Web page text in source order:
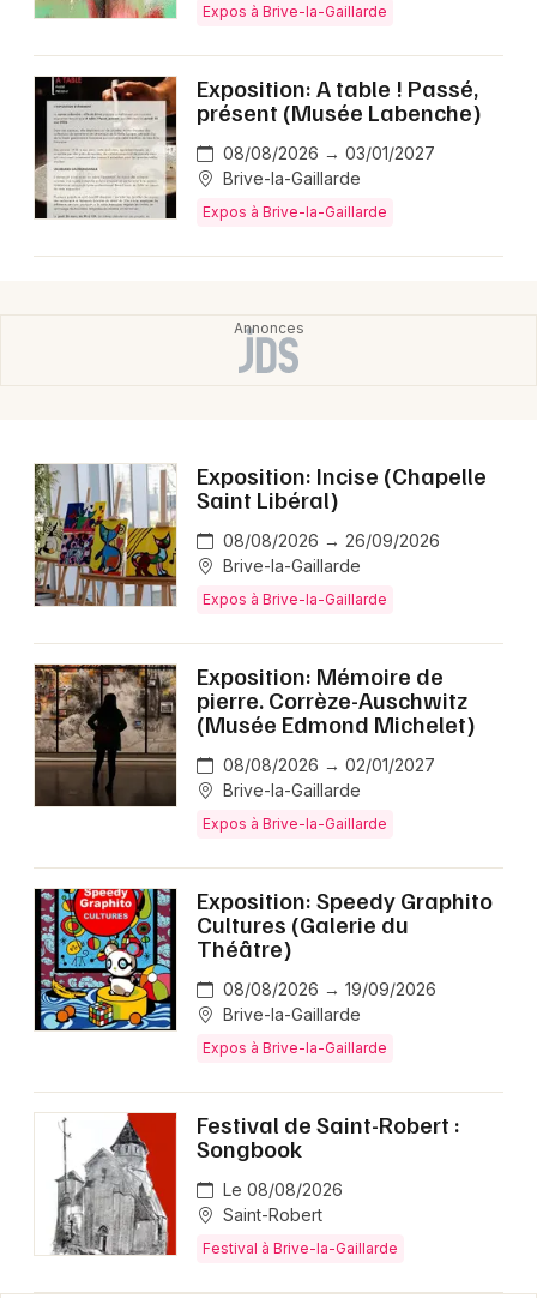
Expos à Brive-la-Gaillarde
Exposition: A table ! Passé,
présent (Musée Labenche)
08/08/2026 → 03/01/2027
Brive-la-Gaillarde
Expos à Brive-la-Gaillarde
Exposition: Incise (Chapelle
Saint Libéral)
08/08/2026 → 26/09/2026
Brive-la-Gaillarde
Expos à Brive-la-Gaillarde
Exposition: Mémoire de
pierre. Corrèze-Auschwitz
(Musée Edmond Michelet)
08/08/2026 → 02/01/2027
Brive-la-Gaillarde
Expos à Brive-la-Gaillarde
Exposition: Speedy Graphito
Cultures (Galerie du
Théâtre)
08/08/2026 → 19/09/2026
Brive-la-Gaillarde
Expos à Brive-la-Gaillarde
Festival de Saint-Robert :
Songbook
Le 08/08/2026
Saint-Robert
Festival à Brive-la-Gaillarde